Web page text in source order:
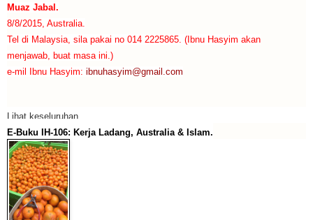
Muaz Jabal.
8/8/2015, Australia.
Tel di Malaysia, sila pakai no 014 2225865. (Ibnu Hasyim akan
menjawab, buat masa ini.)
e-mil Ibnu Hasyim: ibnuhasyim@gmail.com
Lihat keseluruhan..
E-Buku IH-106: Kerja Ladang, Australia & Islam.